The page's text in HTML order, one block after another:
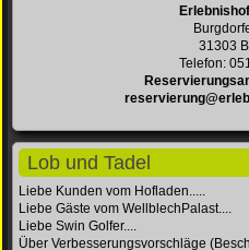
31303
Telefon:
Lob und Tadel
Liebe Kunden vom Hofladen.....
Liebe Gäste vom WellblechPalast....
Liebe Swin Golfer....
Über Verbesserungsvorschläge